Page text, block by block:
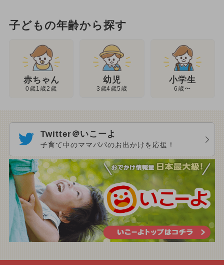
子どもの年齢から探す
赤ちゃん
0歳1歳2歳
幼児
3歳4歳5歳
小学生
6歳〜
Twitter＠いこーよ
子育て中のママパパのお出かけを応援！